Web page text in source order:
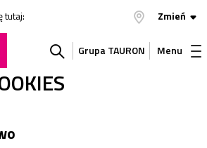
tutaj: Zmień
Szukaj
Grupa TAURON Menu